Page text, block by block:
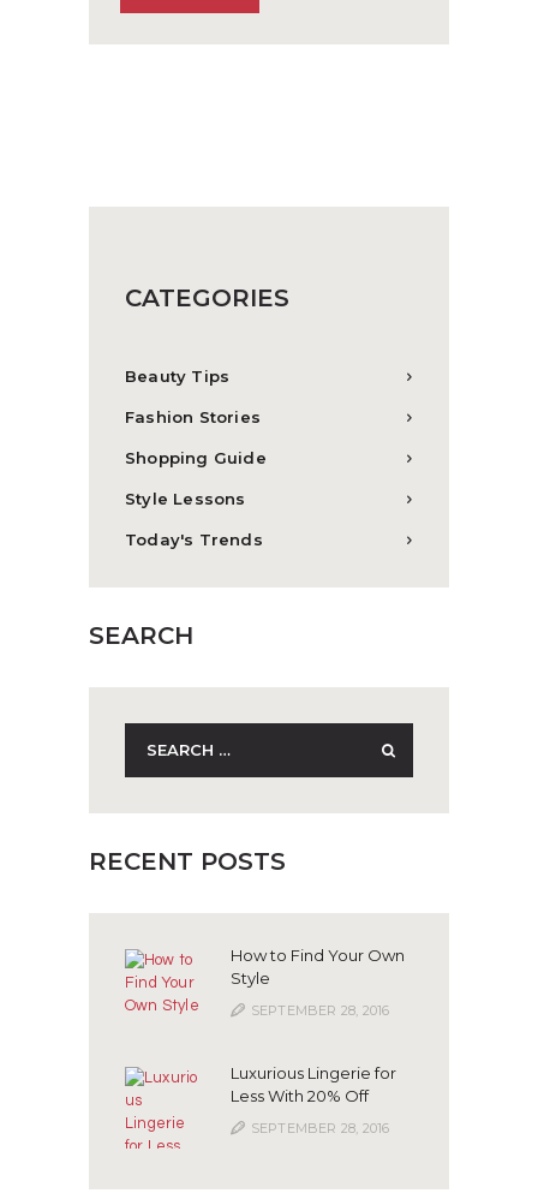
CATEGORIES
Beauty Tips
Fashion Stories
Shopping Guide
Style Lessons
Today's Trends
SEARCH
RECENT POSTS
How to Find Your Own
Style
SEPTEMBER 28, 2016
Luxurious Lingerie for
Less With 20% Off
SEPTEMBER 28, 2016